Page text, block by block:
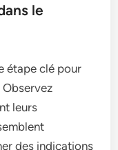
le
étape clé pour
leurs
des indications